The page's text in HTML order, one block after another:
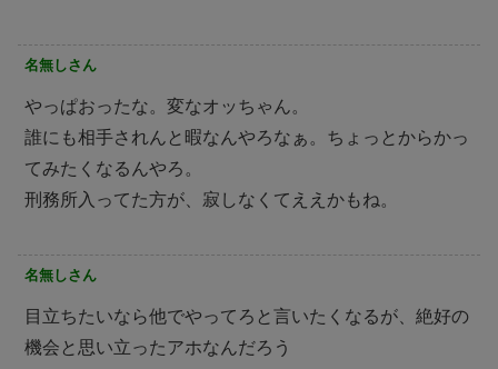
名無しさん
やっぱおったな。変なオッちゃん。
誰にも相手されんと暇なんやろなぁ。ちょっとからかっ
てみたくなるんやろ。
刑務所入ってた方が、寂しなくてええかもね。
名無しさん
目立ちたいなら他でやってろと言いたくなるが、絶好の
機会と思い立ったアホなんだろう